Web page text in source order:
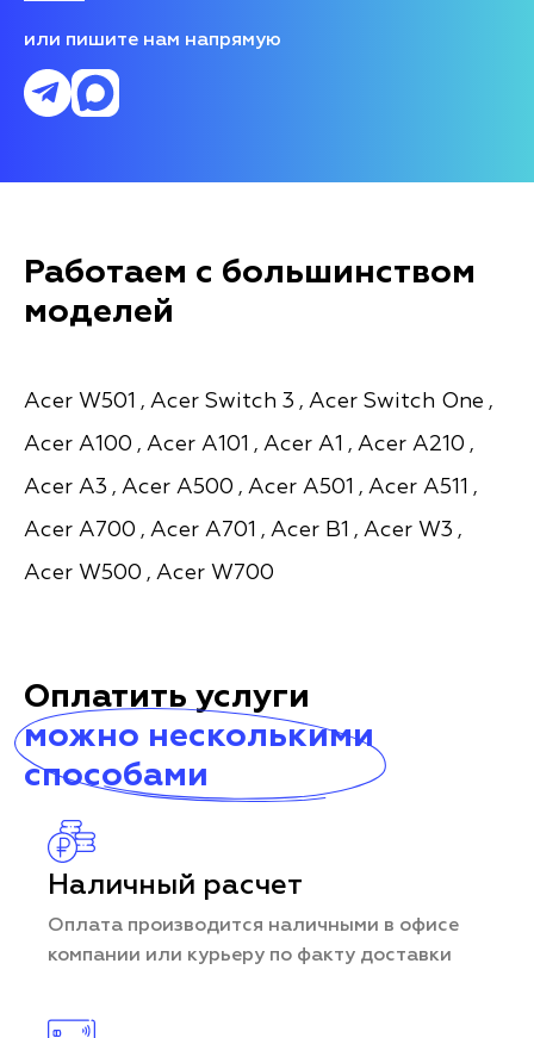
или пишите нам напрямую
Работаем с большинством
моделей
Acer W501 , Acer Switch 3 , Acer Switch One ,
Acer A100 , Acer A101 , Acer A1 , Acer A210 ,
Acer A3 , Acer A500 , Acer A501 , Acer A511 ,
Acer A700 , Acer A701 , Acer B1 , Acer W3 ,
Acer W500 , Acer W700
Оплатить услуги
можно несколькими
способами
Наличный расчет
Оплата производится наличными в офисе
компании или курьеру по факту доставки